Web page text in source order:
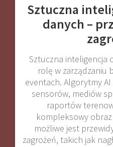
Sztuczna
danych –
Sztuczna inteligencja
rolę w zarządzaniu
eventach. Algorytmy
sensorów, mediów
raportów
kompleksowy
możliwe jest
zagrożeń, takich jak